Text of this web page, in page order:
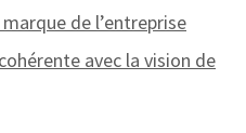
de l’entreprise
avec la vision de